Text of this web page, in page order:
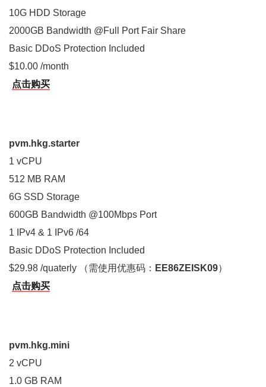
10G HDD Storage
2000GB Bandwidth @Full Port Fair Share
Basic DDoS Protection Included
$10.00 /month
点击购买
pvm.hkg.starter
1 vCPU
512 MB RAM
6G SSD Storage
600GB Bandwidth @100Mbps Port
1 IPv4 & 1 IPv6 /64
Basic DDoS Protection Included
$29.98 /quaterly （需使用优惠码： EE86ZEISK09）
点击购买
pvm.hkg.mini
2 vCPU
1.0 GB RAM